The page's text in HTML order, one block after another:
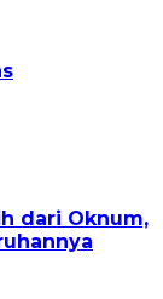
dari Oknum,